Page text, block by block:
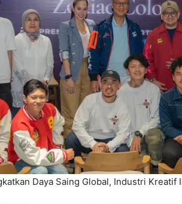
Daya Saing Global, Industri Kreatif